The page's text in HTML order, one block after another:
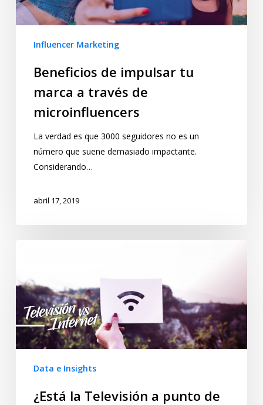
Influencer Marketing
Beneficios de impulsar tu
marca a través de
microinfluencers
La verdad es que 3000 seguidores no es un
número que suene demasiado impactante.
Considerando…
abril 17, 2019
Data e Insights
¿Está la Televisión a punto de